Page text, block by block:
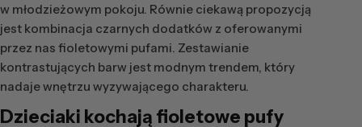
w młodzieżowym pokoju. Równie ciekawą propozycją
jest kombinacja czarnych dodatków z oferowanymi
przez nas fioletowymi pufami. Zestawianie
kontrastujących barw jest modnym trendem, który
nadaje wnętrzu wyzywającego charakteru.
Dzieciaki kochają fioletowe pufy